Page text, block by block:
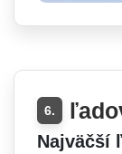
6.
Najväčší